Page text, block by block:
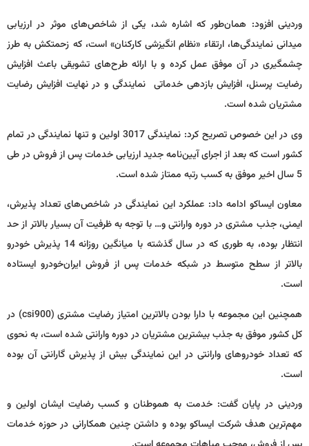
وردینی افزود: همان‌طور که اشاره شد، یکی از شاخص‌های موثر در ارزیابی
میدانی نمایندگی‌ها، ارتقاء «نظام انگیزشی کارکنان» است، که زحمتکش به طرز
چشمگیری در آن موفق عمل کرده و با ارائه طرح‌های تشویقی باعث افزایش
رضایت پرسنل، افزایش بازدهی خدماتی نمایندگی و در نهایت افزایش رضایت
مشتریان شده است.
وی در این خصوص تصریح کرد: نمایندگی 3017 اولین و تنها نمایندگی در تمام
کشور است که بعد از اجرای آیین‌نامه جدید ارزیابی خدمات پس از فروش در طی
5 سال اخیر موفق به کسب رتبه ممتاز شده است.
معاون ایساکو ادامه داد: عملکرد این نمایندگی در شاخص‌های تعداد پذیرش،
ایمنی، جذب مشتری در دوره وارانتی و… با توجه به ظرفیت آن بسیار بالاتر از حد
انتظار بوده، به طوری که در سال گذشته با میانگین روزانه 14 پذیرش خودرو
بالاتر از سطح متوسط در شبکه خدمات پس از فروش ایران‌خودرو ایستاده
است.
همچنین این مجموعه با دارا بودن بالاترین امتیاز رضایت مشتری (csi900) در
کل کشور موفق به جذب بیشترین مشتریان در دوره وارانتی شده است، به نحوی
که تعداد خودروهای وارانتی در این نمایندگی بیش از پذیرش گارانتی آن بوده
است.
وردینی در پایان گفت: خدمت به هموطنان و کسب رضایت ایشان اولین و
مهم‌ترین هدف شرکت ایساکو بوده و داشتن چنین همکارانی در حوزه خدمات